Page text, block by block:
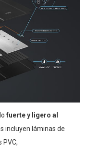
fuerte y ligero al
incluyen láminas de
PVC,